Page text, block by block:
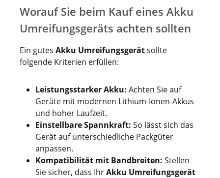
Worauf Sie beim Kauf eines Akku
Umreifungsgeräts achten sollten
Ein gutes Akku Umreifungsgerätsollte
folgende Kriterien erfüllen:
Leistungsstarker Akku: Achten Sie auf
Geräte mit modernen Lithium-Ionen-Akkus
und hoher Laufzeit.
Einstellbare Spannkraft: So lässt sich das
Gerät auf unterschiedliche Packgüter
anpassen.
Kompatibilität mit Bandbreiten: Stellen
Sie sicher, dass IhrAkku Umreifungsgerät